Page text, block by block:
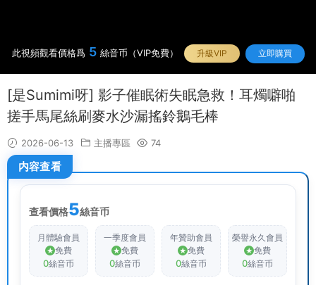
此視頻觀看價格爲 5 絲音币（VIP免費） 升級VIP 立即購買
[是Sumimi呀] 影子催眠術失眠急救！耳燭噼啪
搓手馬尾絲刷麥水沙漏搖鈴鵝毛棒
2026-06-13 主播專區 74
内容查看
查看價格5絲音币
月體驗會員
免費
0絲音币
一季度會員
免費
0絲音币
年贊助會員
免費
0絲音币
榮譽永久會員
免費
0絲音币